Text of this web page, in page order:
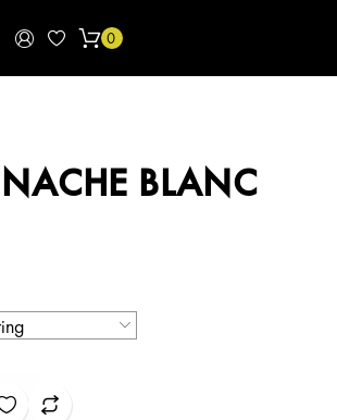
0
BLANC